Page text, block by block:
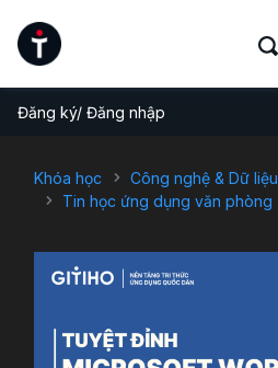
Đăng ký/ Đăng nhập
Khóa học
Công nghệ & Dữ liệu
Tin học ứng dụng văn phòng